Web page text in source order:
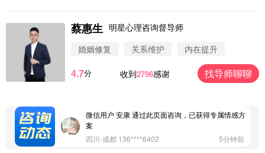
蔡惠生 明星心理咨询督导师
婚姻修复
关系维护 内在提升
4.7分 收到2796感谢 找导师聊聊
微信用户 Vnno 通过此页面咨询，已获得专属情感方
案
微信用户 大太阳 通过此页面咨询，已获得专属情感
微信用户 安康 通过此页面咨询，已获得专属情感方
案
四川-成都 136****6402
5分钟前